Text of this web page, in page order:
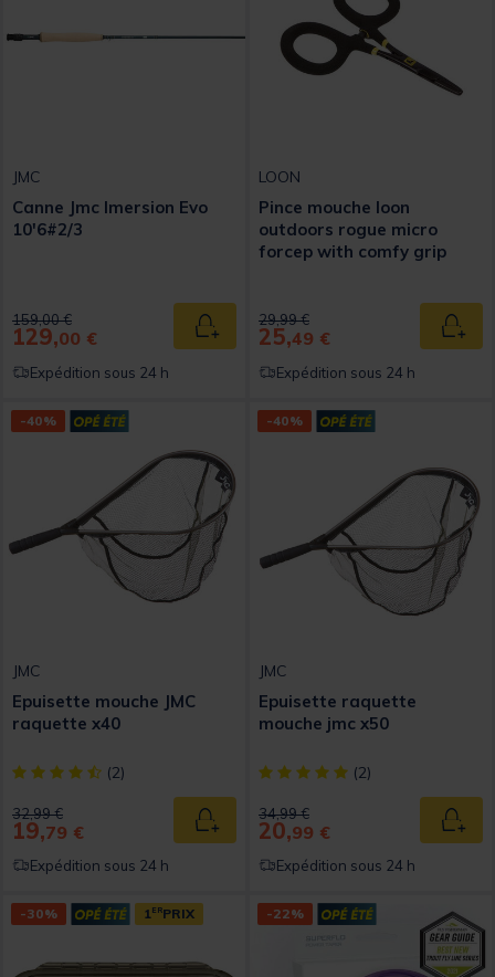
JMC
Canne Jmc Imersion Evo
10'6#2/3
Price reduced from
159,00 €to
129,00 € Ajouter au panier
Expédition sous 24 h
LOON
Pince mouche loon
outdoors rogue micro
forcep with comfy grip
Price reduced from
29,99 €to
25,49 €
Expédition sous 24 h
-40%
JMC
Epuisette mouche JMC
raquette x40
[object Object] out of 5 Customer Rating
(2)
Price reduced from
32,99 €to
19,79 € Ajouter au panier
Expédition sous 24 h
-40%
JMC
Epuisette raquette
mouche jmc x50
[object Object] out of 5
(2)
Price reduced from
34,99 €to
20,99 €
Expédition sous 24 h
-30% 1 ERPRIX -22%